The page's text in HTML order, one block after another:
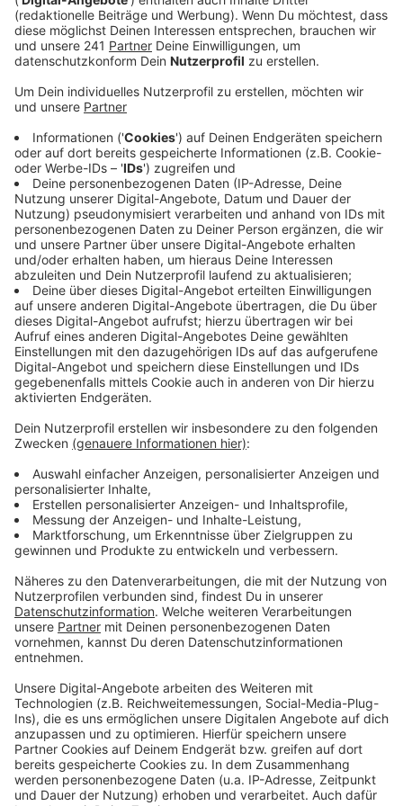
ab Anfang Juli bei den Naturfreunden.
Veröffentlicht: Montag, 23.06.2025 05:37
Anzeige
Familien, Schulklassen oder auch Einzelpersonen
können sich ab Anfang Juli bei den Naturfreunden
Leverkusen einen sogenannten Naturerlebnis-
Rucksack ausleihen, und zwar im NaturFreundehaus in
Leichlingen. Im Rucksack findet ihr dann zum Beispiel
Lupen, Ferngläser, Kescher und Spielideen, damit kann
man sich dann auf eine kleine Wanderroute durch das
Murbachtal begeben. Am besten meldet ihr euch
vorab kurz an, wenn ihr Interesse habt, das geht per
Mail aninfo@naturfreunde-leverkusen.de.
Anzeige
Weitere Meldungen aus Leverkusen
Anzeige
Leiche aus Kleinem Silbersee geborgen
Anklage nach Drogenfund in Steinbüchel
Wirtz-Wechsel zu Liverpool offiziell
Anzeige
Anzeige